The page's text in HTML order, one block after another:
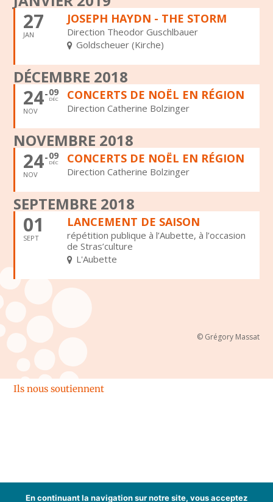
27
JAN
JOSEPH HAYDN - THE STORM
Direction Theodor Guschlbauer
Goldscheuer (Kirche)
DÉCEMBRE 2018
24
NOV
09
DÉC CONCERTS DE NOËL EN RÉGION
Direction Catherine Bolzinger
NOVEMBRE 2018
24
NOV
09
DÉC CONCERTS DE NOËL EN RÉGION
Direction Catherine Bolzinger
SEPTEMBRE 2018
01
SEPT
LANCEMENT DE SAISON
répétition publique à l’Aubette, à l’occasion
de Stras’culture
L'Aubette
© Grégory Massat
Ils nous soutiennent
Espace membres
En continuant la navigation sur notre site, vous acceptez